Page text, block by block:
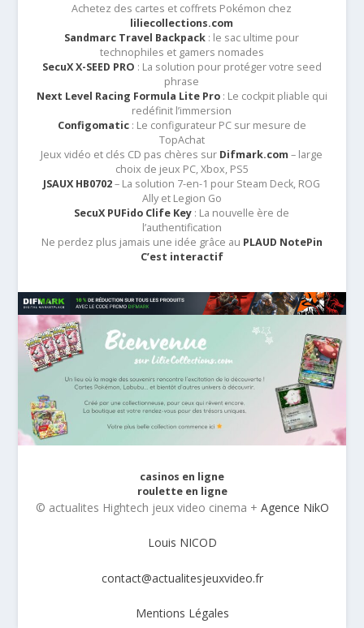
Achetez des cartes et coffrets Pokémon chez
liliecollections.com
Sandmarc Travel Backpack : le sac ultime pour
technophiles et gamers nomades
SecuX X-SEED PRO : La solution pour protéger votre seed
phrase
Next Level Racing Formula Lite Pro: Le cockpit pliable qui
redéfinit l’immersion
Configomatic: Le configurateur PC sur mesure de
TopAchat
Jeux vidéo et clés CD pas chères sur Difmark.com – large
choix de jeux PC, Xbox, PS5
JSAUX HB0702– La solution 7-en-1 pour Steam Deck, ROG
Ally et Legion Go
SecuX PUFido Clife Key : La nouvelle ère de
l’authentification
Ne perdez plus jamais une idée grâce au PLAUD NotePin
C’est interactif
casinos en ligne
roulette en ligne
© actualites Hightech jeux video cinema + Agence NikO
Louis NICOD
contact@actualitesjeuxvideo.fr
Mentions Légales